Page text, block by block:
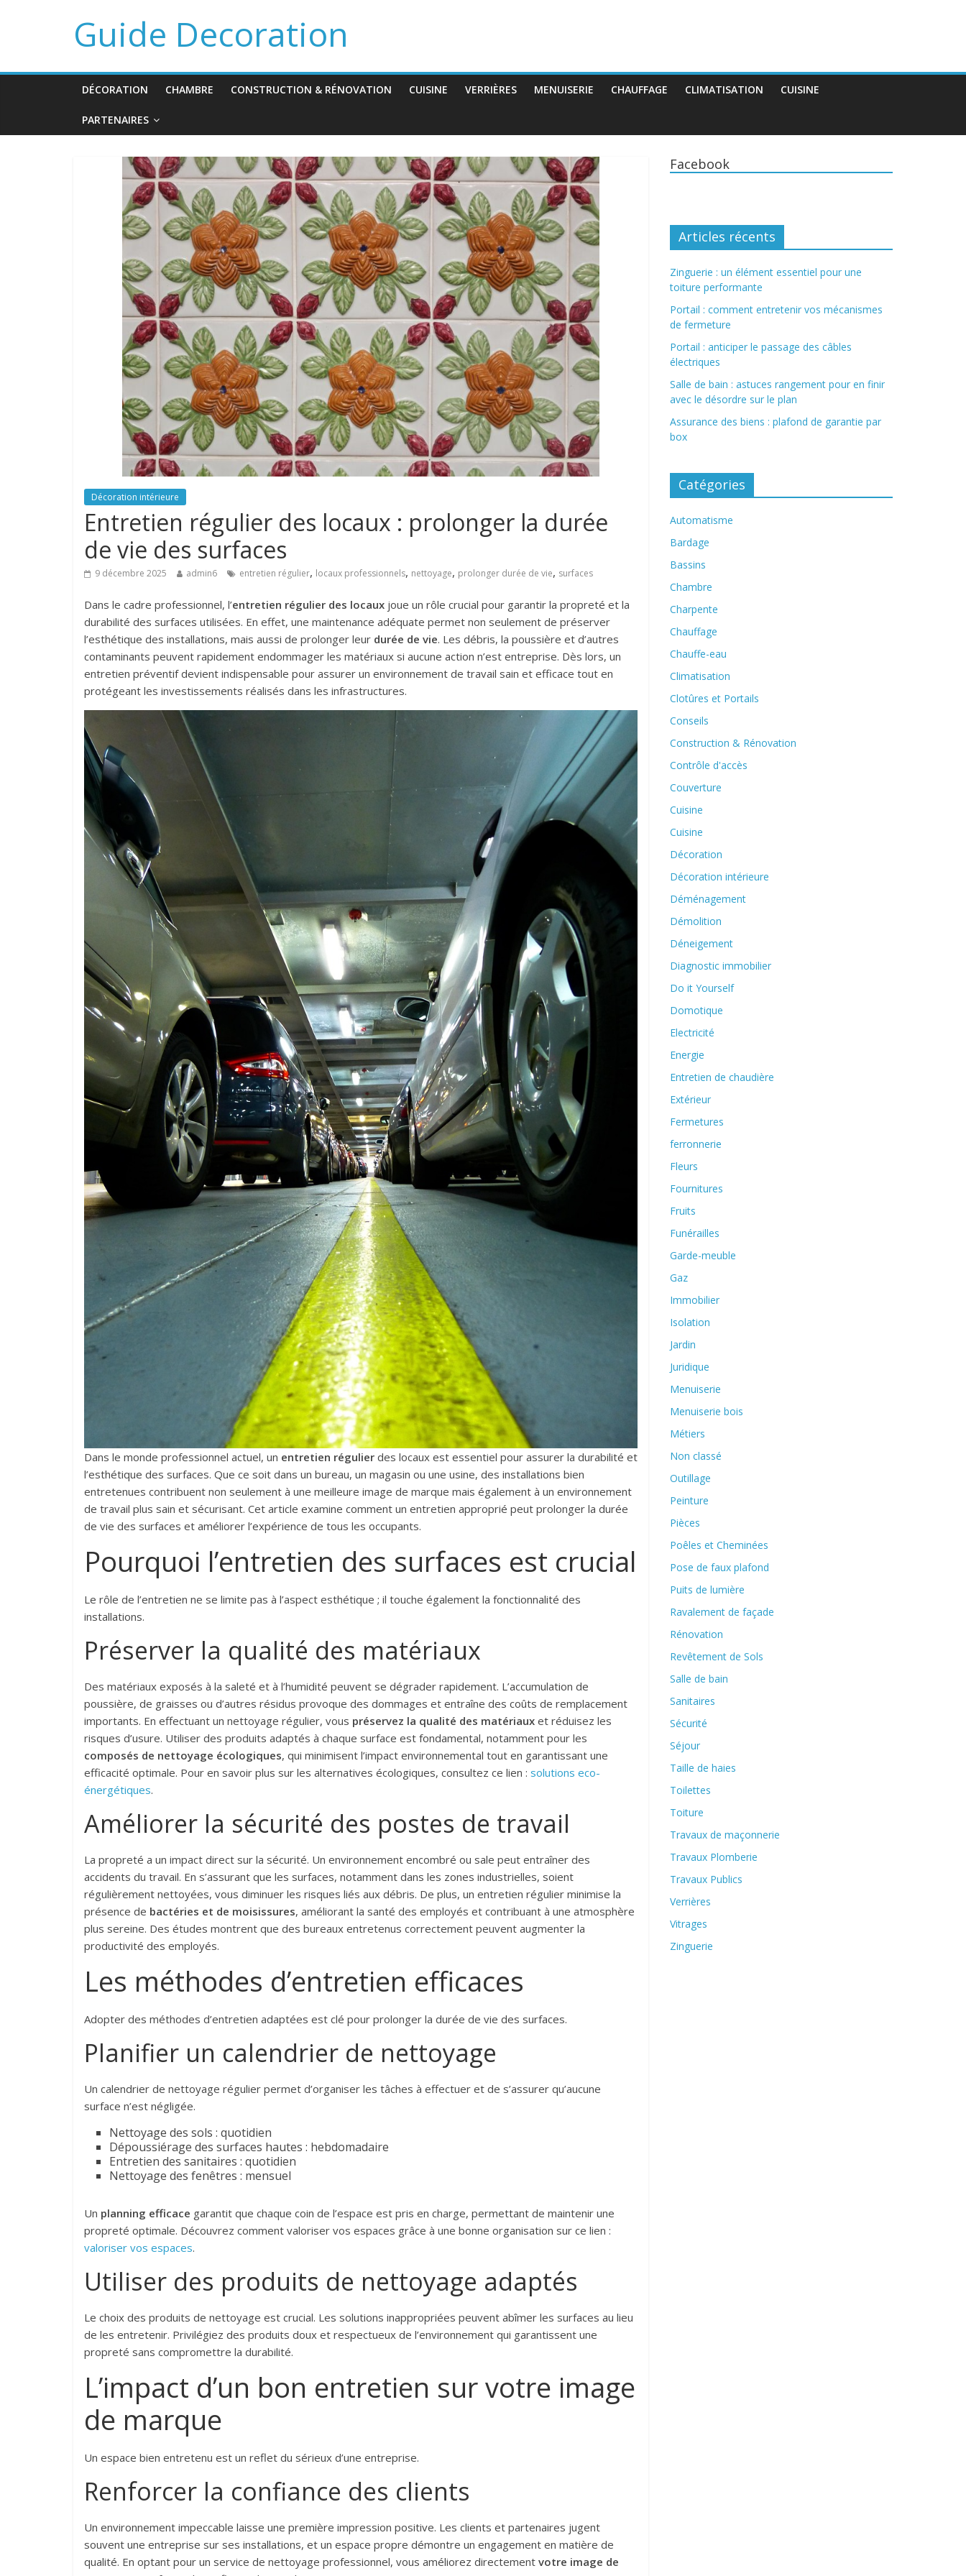
Guide Decoration
DÉCORATION CHAMBRE CONSTRUCTION & RÉNOVATION CUISINE VERRIÈRES MENUISERIE CHAUFFAGE CLIMATISATION CUISINE
PARTENAIRES
Décoration intérieure
Entretien régulier des locaux : prolonger la durée
de vie des surfaces
9 décembre 2025 admin6 entretien régulier, locaux professionnels, nettoyage, prolonger durée de vie, surfaces
Dans le cadre professionnel, l’entretien régulier des locaux joue un rôle crucial pour garantir la propreté et la
durabilité des surfaces utilisées. En effet, une maintenance adéquate permet non seulement de préserver
l’esthétique des installations, mais aussi de prolonger leur durée de vie. Les débris, la poussière et d’autres
contaminants peuvent rapidement endommager les matériaux si aucune action n’est entreprise. Dès lors, un
entretien préventif devient indispensable pour assurer un environnement de travail sain et efficace tout en
protégeant les investissements réalisés dans les infrastructures.
Dans le monde professionnel actuel, un entretien régulier des locaux est essentiel pour assurer la durabilité et
l’esthétique des surfaces. Que ce soit dans un bureau, un magasin ou une usine, des installations bien
entretenues contribuent non seulement à une meilleure image de marque mais également à un environnement
de travail plus sain et sécurisant. Cet article examine comment un entretien approprié peut prolonger la durée
de vie des surfaces et améliorer l’expérience de tous les occupants.
Pourquoi l’entretien des surfaces est crucial
Le rôle de l’entretien ne se limite pas à l’aspect esthétique ; il touche également la fonctionnalité des
installations.
Préserver la qualité des matériaux
Des matériaux exposés à la saleté et à l’humidité peuvent se dégrader rapidement. L’accumulation de
poussière, de graisses ou d’autres résidus provoque des dommages et entraîne des coûts de remplacement
importants. En effectuant un nettoyage régulier, vous préservez la qualité des matériaux et réduisez les
risques d’usure. Utiliser des produits adaptés à chaque surface est fondamental, notamment pour les
composés de nettoyage écologiques, qui minimisent l’impact environnemental tout en garantissant une
efficacité optimale. Pour en savoir plus sur les alternatives écologiques, consultez ce lien : solutions eco-
énergétiques.
Améliorer la sécurité des postes de travail
La propreté a un impact direct sur la sécurité. Un environnement encombré ou sale peut entraîner des
accidents du travail. En s’assurant que les surfaces, notamment dans les zones industrielles, soient
régulièrement nettoyées, vous diminuer les risques liés aux débris. De plus, un entretien régulier minimise la
présence de bactéries et de moisissures, améliorant la santé des employés et contribuant à une atmosphère
plus sereine. Des études montrent que des bureaux entretenus correctement peuvent augmenter la
productivité des employés.
Les méthodes d’entretien efficaces
Adopter des méthodes d’entretien adaptées est clé pour prolonger la durée de vie des surfaces.
Planifier un calendrier de nettoyage
Un calendrier de nettoyage régulier permet d’organiser les tâches à effectuer et de s’assurer qu’aucune
surface n’est négligée.
Nettoyage des sols : quotidien
Dépoussiérage des surfaces hautes : hebdomadaire
Entretien des sanitaires : quotidien
Nettoyage des fenêtres : mensuel
Un planning efficace garantit que chaque coin de l’espace est pris en charge, permettant de maintenir une
propreté optimale. Découvrez comment valoriser vos espaces grâce à une bonne organisation sur ce lien :
valoriser vos espaces.
Utiliser des produits de nettoyage adaptés
Le choix des produits de nettoyage est crucial. Les solutions inappropriées peuvent abîmer les surfaces au lieu
de les entretenir. Privilégiez des produits doux et respectueux de l’environnement qui garantissent une
propreté sans compromettre la durabilité.
L’impact d’un bon entretien sur votre image
de marque
Un espace bien entretenu est un reflet du sérieux d’une entreprise.
Renforcer la confiance des clients
Un environnement impeccable laisse une première impression positive. Les clients et partenaires jugent
souvent une entreprise sur ses installations, et un espace propre démontre un engagement en matière de
qualité. En optant pour un service de nettoyage professionnel, vous améliorez directement votre image de
Facebook
Articles récents
Zinguerie : un élément essentiel pour une
toiture performante
Portail : comment entretenir vos mécanismes
de fermeture
Portail : anticiper le passage des câbles
électriques
Salle de bain : astuces rangement pour en finir
avec le désordre sur le plan
Assurance des biens : plafond de garantie par
box
Catégories
Automatisme
Bardage
Bassins
Chambre
Charpente
Chauffage
Chauffe-eau
Climatisation
Clotûres et Portails
Conseils
Construction & Rénovation
Contrôle d'accès
Couverture
Cuisine
Cuisine
Décoration
Décoration intérieure
Déménagement
Démolition
Déneigement
Diagnostic immobilier
Do it Yourself
Domotique
Electricité
Energie
Entretien de chaudière
Extérieur
Fermetures
ferronnerie
Fleurs
Fournitures
Fruits
Funérailles
Garde-meuble
Gaz
Immobilier
Isolation
Jardin
Juridique
Menuiserie
Menuiserie bois
Métiers
Non classé
Outillage
Peinture
Pièces
Poêles et Cheminées
Pose de faux plafond
Puits de lumière
Ravalement de façade
Rénovation
Revêtement de Sols
Salle de bain
Sanitaires
Sécurité
Séjour
Taille de haies
Toilettes
Toiture
Travaux de maçonnerie
Travaux Plomberie
Travaux Publics
Verrières
Vitrages
Zinguerie